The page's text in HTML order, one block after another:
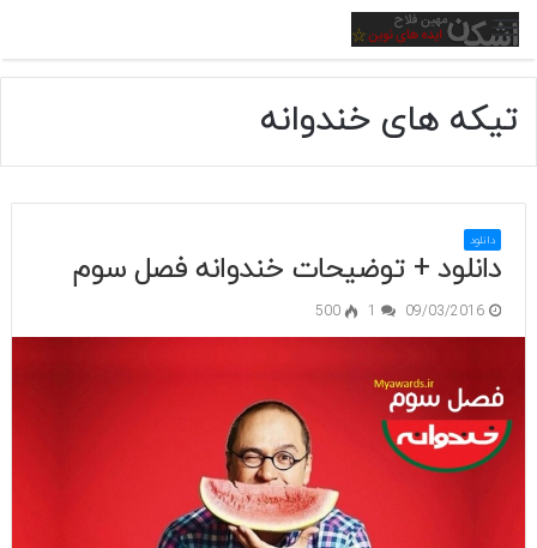
منو
تیکه های خندوانه
دانلود
دانلود + توضیحات خندوانه فصل سوم
09/03/2016
1
500